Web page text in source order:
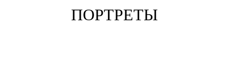
ПОРТРЕТЫ